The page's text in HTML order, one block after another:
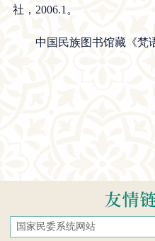
社，2006.1。
中国民族图书馆藏《梵
国家民委系统网站